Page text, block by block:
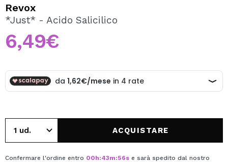
Creando un account su Maquibeauty.it potrai fare i tuoi
acquisti velocemente, controllare lo stato dei tuoi ordini e
consultare le tue operazioni precedenti.
CREARE UN ACCOUNT
Revox
*Just* - Acido Salicilico
6,49€
ACQUISTARE
Confermare l'ordine entro 00h:43m:56s e sarà spedito dal nostro